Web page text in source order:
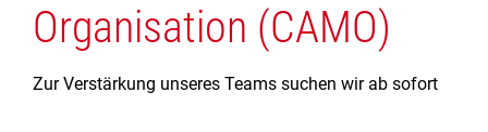
Organisation (CAMO)
Zur Verstärkung unseres Teams suchen wir ab sofort